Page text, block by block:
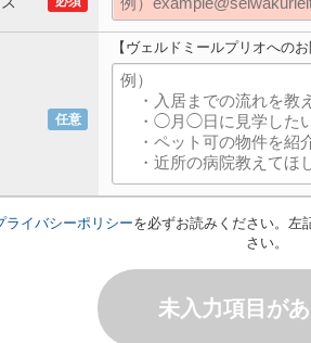
任意
【ヴェルドミールプリオへのお
ライバシーポリシーを必ずお読みください。左
さい。
未入力項目が